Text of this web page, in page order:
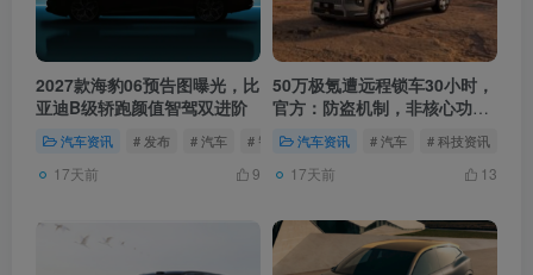
2027款海豹06预告图曝光，比
亚迪B级轿跑颜值智驾双进阶
汽车资讯 # 发布 # 汽车 # 智能手机
17天前 9
50万极氪遭远程锁车30小时，
官方：防盗机制，非核心功能
受限汽车资讯 # 汽车 # 科技资讯
17天前 13